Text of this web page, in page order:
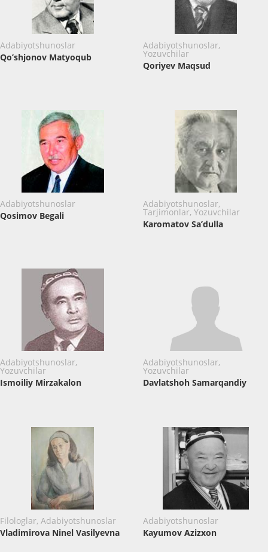
Adabiyotshunoslar
Qo’shjonov Matyoqub
Adabiyotshunoslar,
Yozuvchilar
Qoriyev Maqsud
Adabiyotshunoslar
Qosimov Begali
Adabiyotshunoslar,
Tarjimonlar, Yozuvchilar
Karomatov Sa’dulla
Adabiyotshunoslar,
Yozuvchilar
Ismoiliy Mirzakalon
Adabiyotshunoslar,
Yozuvchilar
Davlatshoh Samarqandiy
Filologlar, Adabiyotshunoslar
Vladimirova Ninel Vasilyevna
Adabiyotshunoslar
Kayumov Azizxon